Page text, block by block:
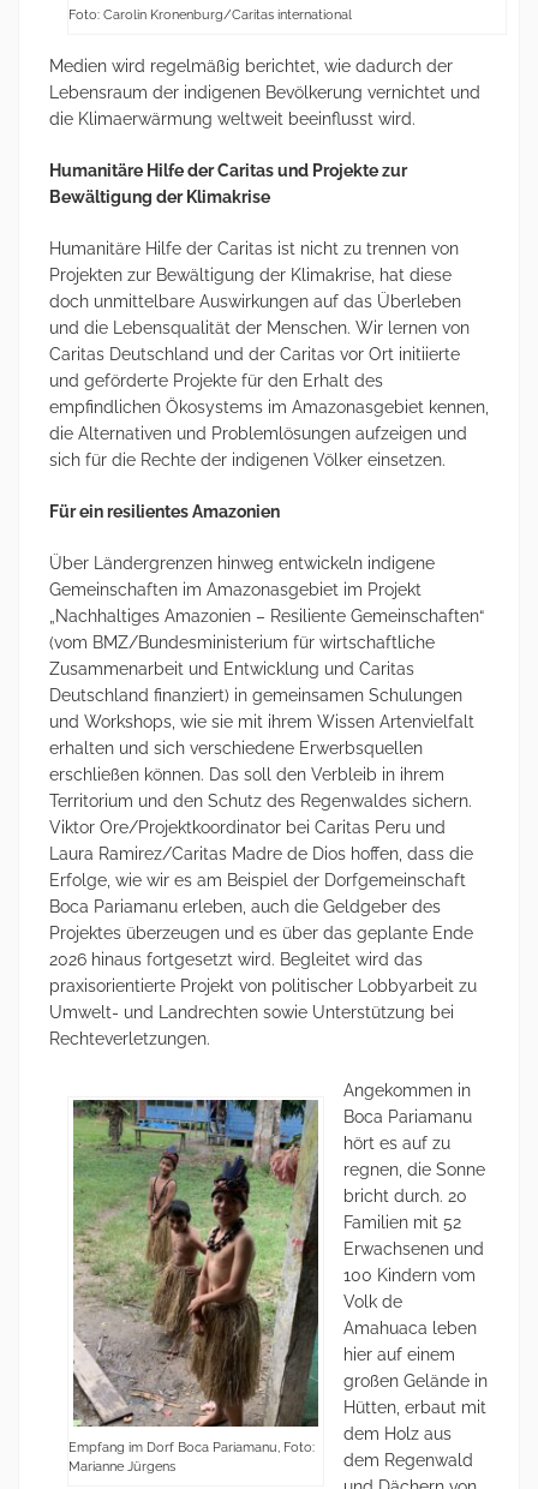
Foto: Carolin Kronenburg/Caritas international
Medien wird regelmäßig berichtet, wie dadurch der
Lebensraum der indigenen Bevölkerung vernichtet und
die Klimaerwärmung weltweit beeinflusst wird.
Humanitäre Hilfe der Caritas und Projekte zur
Bewältigung der Klimakrise
Humanitäre Hilfe der Caritas ist nicht zu trennen von
Projekten zur Bewältigung der Klimakrise, hat diese
doch unmittelbare Auswirkungen auf das Überleben
und die Lebensqualität der Menschen. Wir lernen von
Caritas Deutschland und der Caritas vor Ort initiierte
und geförderte Projekte für den Erhalt des
empfindlichen Ökosystems im Amazonasgebiet kennen,
die Alternativen und Problemlösungen aufzeigen und
sich für die Rechte der indigenen Völker einsetzen.
Für ein resilientes Amazonien
Über Ländergrenzen hinweg entwickeln indigene
Gemeinschaften im Amazonasgebiet im Projekt
„Nachhaltiges Amazonien – Resiliente Gemeinschaften“
(vom BMZ/Bundesministerium für wirtschaftliche
Zusammenarbeit und Entwicklung und Caritas
Deutschland finanziert) in gemeinsamen Schulungen
und Workshops, wie sie mit ihrem Wissen Artenvielfalt
erhalten und sich verschiedene Erwerbsquellen
erschließen können. Das soll den Verbleib in ihrem
Territorium und den Schutz des Regenwaldes sichern.
Viktor Ore/Projektkoordinator bei Caritas Peru und
Laura Ramirez/Caritas Madre de Dios hoffen, dass die
Erfolge, wie wir es am Beispiel der Dorfgemeinschaft
Boca Pariamanu erleben, auch die Geldgeber des
Projektes überzeugen und es über das geplante Ende
2026 hinaus fortgesetzt wird. Begleitet wird das
praxisorientierte Projekt von politischer Lobbyarbeit zu
Umwelt- und Landrechten sowie Unterstützung bei
Rechteverletzungen.
Empfang im Dorf Boca Pariamanu, Foto:
Marianne Jürgens
Angekommen in
Boca Pariamanu
hört es auf zu
regnen, die Sonne
bricht durch. 20
Familien mit 52
Erwachsenen und
100 Kindern vom
Volk de
Amahuaca leben
hier auf einem
großen Gelände in
Hütten, erbaut mit
dem Holz aus
dem Regenwald